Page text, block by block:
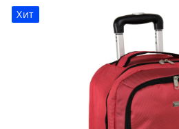
Хит